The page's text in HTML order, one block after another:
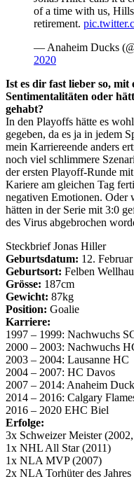
of a time with us,
retirement.
— Anaheim Ducks
2020
Ist es dir fast lieber so, mit
Sentimentalitäten oder
gehabt?
In den Playoffs hätte es
gegeben, da es ja in jedem
mein Kar­ri­e­re­en­de anders
noch viel schlimmere
der ersten Playoff-Runde
Kariere am gleichen Tag
negativen Emotionen. Oder
hätten in der Serie mit 3:0
des Virus abgebrochen
Steckbrief Jonas Hiller
Geburtsdatum: 12.
Geburtsort: Felben
Grösse: 187cm
Gewicht: 87kg
Position: Goalie
Karriere:
1997 – 1999: Nachwuchs
2000 – 2003: Nachwuchs
2003 – 2004: Lausanne HC
2004 – 2007: HC Davos
2007 – 2014: Anaheim
2014 – 2016: Calgary
2016 – 2020 EHC Biel
Erfolge:
3x Schweizer Meister
1x NHL All Star (2011)
1x NLA MVP (2007)
2x NLA Torhüter des